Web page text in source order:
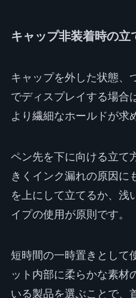
キャップ非装着時の立
キャップを外した状態、
でディスプレイする場合
より繊細なホールドが求
ペン先を下に向ける立て
きくインク漏れの原因に
を上にして立てるか、浅
イプの使用が原則です。
短時間の一時置きとして
ット内部に柔らかな素材
いる製品を選ぶことで、